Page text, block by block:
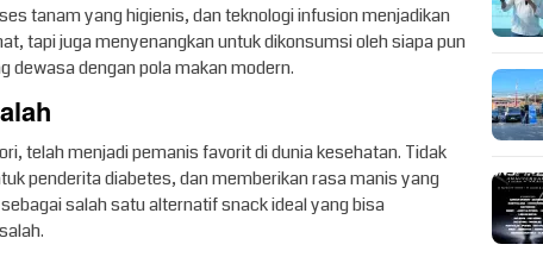
tanam yang higienis, dan teknologi infusion menjadikan
tapi juga menyenangkan untuk dikonsumsi oleh siapa pun
dewasa dengan pola makan modern.
telah menjadi pemanis favorit di dunia kesehatan. Tidak
penderita diabetes, dan memberikan rasa manis yang
salah satu alternatif snack ideal yang bisa